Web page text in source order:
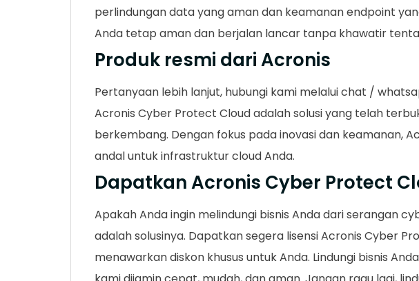
perlindungan data yang aman dan keamanan endpoint
Anda tetap aman dan berjalan lancar tanpa khawatir
Produk resmi dari Acronis
Pertanyaan lebih lanjut, hubungi kami melalui chat /
Acronis Cyber Protect Cloud adalah solusi yang telah
berkembang. Dengan fokus pada inovasi dan keamanan,
andal untuk infrastruktur cloud Anda.
Dapatkan Acronis Cyber Protect
Apakah Anda ingin melindungi bisnis Anda dari serangan
adalah solusinya. Dapatkan segera lisensi Acronis Cyber
menawarkan diskon khusus untuk Anda. Lindungi bisnis